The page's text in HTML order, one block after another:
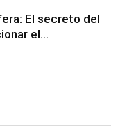
El secreto del
el...